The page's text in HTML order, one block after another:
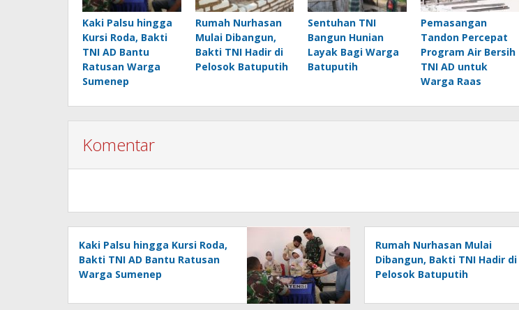
Kaki Palsu hingga
Kursi Roda, Bakti
TNI AD Bantu
Ratusan Warga
Sumenep
Rumah Nurhasan
Mulai Dibangun,
Bakti TNI Hadir di
Pelosok Batuputih
Sentuhan TNI
Bangun Hunian
Layak Bagi Warga
Batuputih
Pemasangan
Tandon Percepat
Program Air Bersih
TNI AD untuk
Warga Raas
Komentar
Kaki Palsu hingga Kursi Roda,
Bakti TNI AD Bantu Ratusan
Warga Sumenep
Rumah Nurhasan Mulai
Dibangun, Bakti TNI Hadir di
Pelosok Batuputih